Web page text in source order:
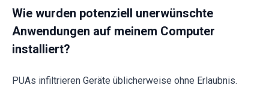
Wie wurden potenziell unerwünschte
Anwendungen auf meinem Computer
installiert?
PUAs infiltrieren Geräte üblicherweise ohne Erlaubnis.